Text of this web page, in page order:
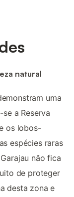
natural
uma
a Reserva
os lobos-
espécies raras
não fica
de proteger
desta zona e